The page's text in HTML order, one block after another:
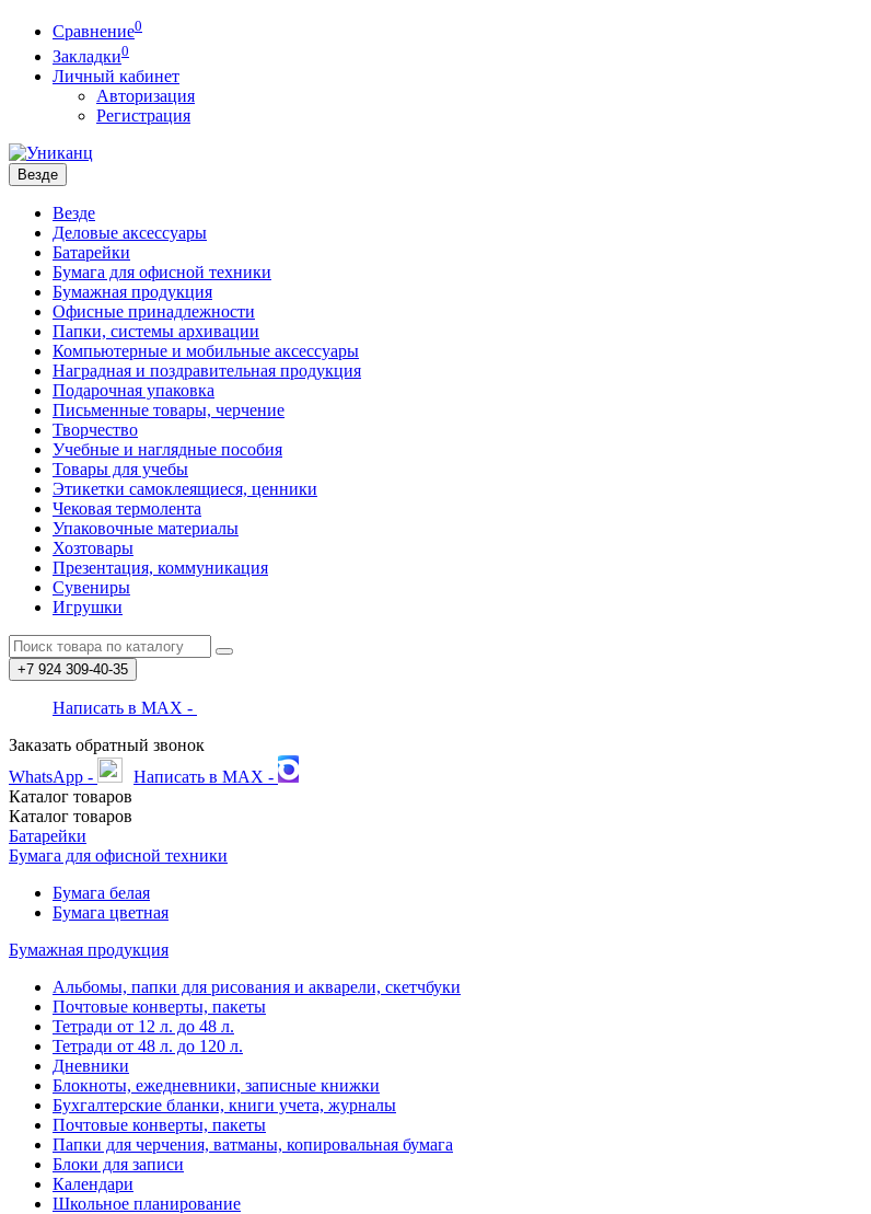
Сравнение0
Закладки0
Личный кабинет
Авторизация
Регистрация
Везде
Везде
Деловые аксессуары
Батарейки
Бумага для офисной техники
Бумажная продукция
Офисные принадлежности
Папки, системы архивации
Компьютерные и мобильные аксессуары
Наградная и поздравительная продукция
Подарочная упаковка
Письменные товары, черчение
Творчество
Учебные и наглядные пособия
Товары для учебы
Этикетки самоклеящиеся, ценники
Чековая термолента
Упаковочные материалы
Хозтовары
Презентация, коммуникация
Сувениры
Игрушки
+7 924 309-40-35
Написать в MAX -
Заказать обратный звонок
WhatsApp -
Написать в MAX -
Каталог товаров
Каталог товаров
Батарейки
Бумага для офисной техники
Бумага белая
Бумага цветная
Бумажная продукция
Альбомы, папки для рисования и акварели, скетчбуки
Почтовые конверты, пакеты
Тетради от 12 л. до 48 л.
Тетради от 48 л. до 120 л.
Дневники
Блокноты, ежедневники, записные книжки
Бухгалтерские бланки, книги учета, журналы
Почтовые конверты, пакеты
Папки для черчения, ватманы, копировальная бумага
Блоки для записи
Календари
Школьное планирование